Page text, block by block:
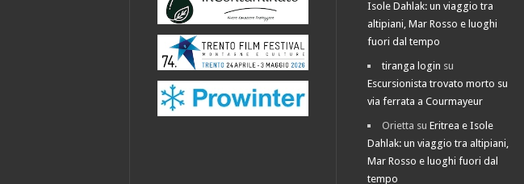
Isole Dahlak: un viaggio tra
altipiani, Mar Rosso e luoghi
fuori dal tempo
tiranga login su
Escursionista trovato morto su
via ferrata a Courmayeur
Orietta suEritrea e Isole
Dahlak: un viaggio tra altipiani,
Mar Rosso e luoghi fuori dal
tempo